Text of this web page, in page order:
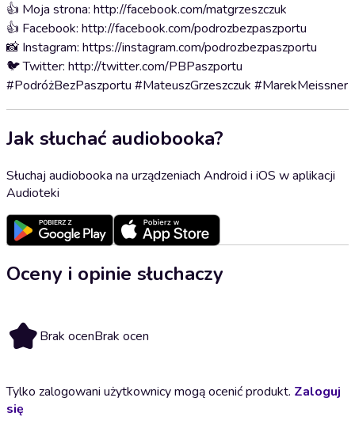
👍 Moja strona: http://facebook.com/matgrzeszczuk
👍 Facebook: http://facebook.com/podrozbezpaszportu
📸 Instagram: https://instagram.com/podrozbezpaszportu
🐦 Twitter: http://twitter.com/PBPaszportu
#PodróżBezPaszportu #MateuszGrzeszczuk #MarekMeissner
Jak słuchać audiobooka?
Słuchaj audiobooka na urządzeniach Android i iOS w aplikacji
Audioteki
Oceny i opinie słuchaczy
Brak ocenBrak ocen
Tylko zalogowani użytkownicy mogą ocenić produkt. Zaloguj
się